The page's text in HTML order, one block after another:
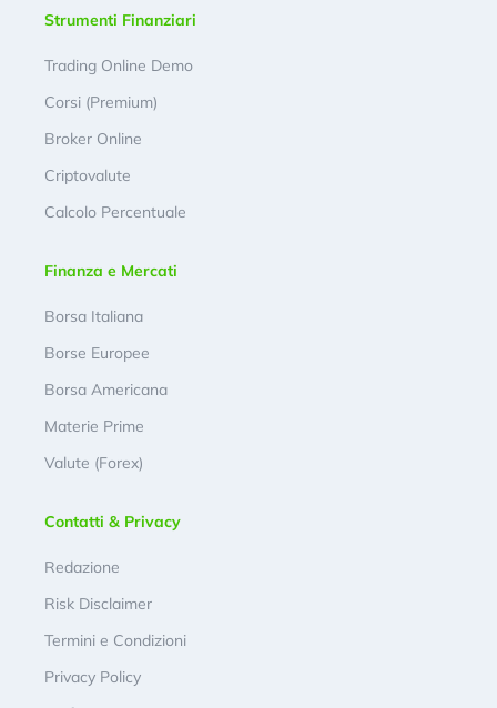
Strumenti Finanziari
Trading Online Demo
Corsi (Premium)
Broker Online
Criptovalute
Calcolo Percentuale
Finanza e Mercati
Borsa Italiana
Borse Europee
Borsa Americana
Materie Prime
Valute (Forex)
Contatti & Privacy
Redazione
Risk Disclaimer
Termini e Condizioni
Privacy Policy